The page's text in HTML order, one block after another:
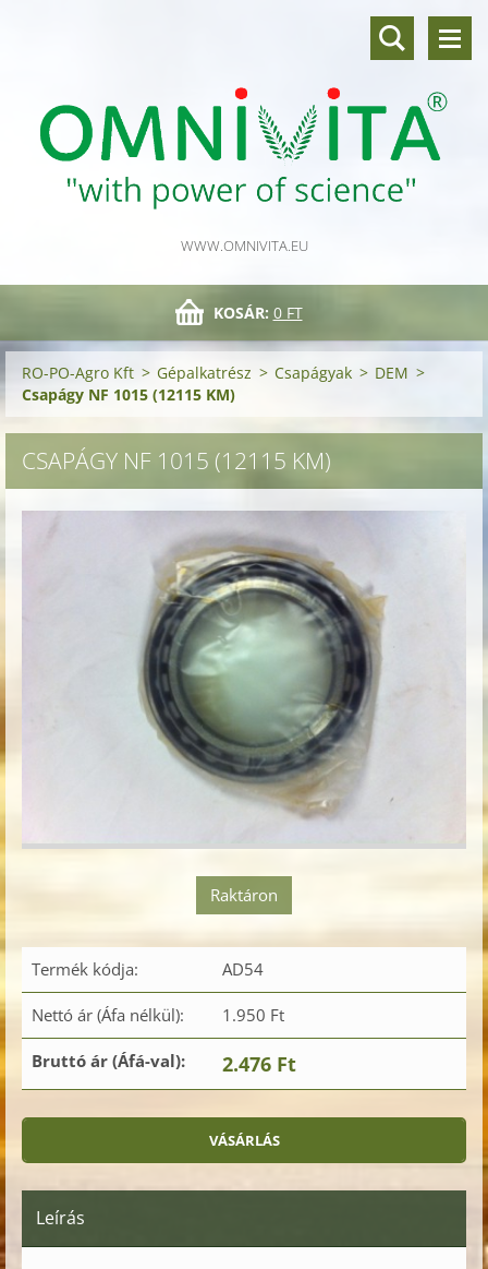
WWW.OMNIVITA.EU
KOSÁR: 0 FT
RO-PO-Agro Kft > Gépalkatrész > Csapágyak > DEM >
Csapágy NF 1015 (12115 KM)
CSAPÁGY NF 1015 (12115 KM)
Raktáron
Termék kódja: AD54
Nettó ár (Áfa nélkül): 1.950 Ft
Bruttó ár (Áfá-val): 2.476 Ft
Leírás